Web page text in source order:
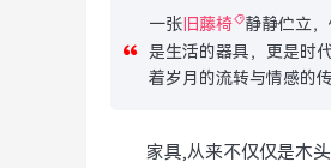
一张 旧藤椅
静静伫立
是生活的器具，更是时
着岁月的流转与情感的传
家具,从来不仅仅是木